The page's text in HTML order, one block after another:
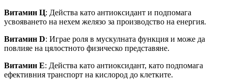
Витамин Ц: Действа като антиоксидант и подпомага
усвояването на нехем желязо за производство на енергия.
Витамин D: Играе роля в мускулната функция и може да
повлияе на цялостното физическо представяне.
Витамин Е: Действа като антиоксидант, като подпомага
ефективния транспорт на кислород до клетките.